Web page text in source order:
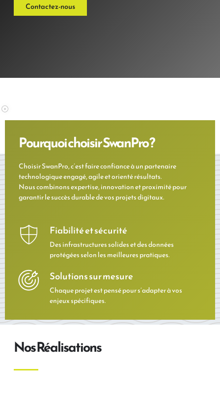
Contactez-nous
Pourquoi choisir SwanPro ?
Choisir SwanPro, c’est faire confiance à un partenaire
technologique engagé, agile et orienté résultats.
Nous combinons expertise, innovation et proximité pour
garantir le succès durable de vos projets digitaux.
Fiabilité et sécurité
Des infrastructures solides et des données
protégées selon les meilleures pratiques.
Solutions sur mesure
Chaque projet est pensé pour s’adapter à vos
enjeux spécifiques.
Nos Réalisations